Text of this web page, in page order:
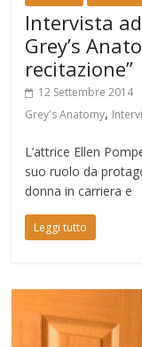
Intervista
Grey’s
recitazione”
12 Settembre 2014
Grey's Anatomy,
L’attrice Ellen
suo ruolo da
donna in carriera e
Leggi tutto